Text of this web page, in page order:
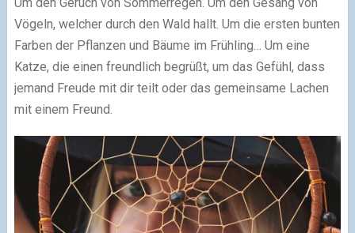
Vögeln, welcher durch den Wald hallt. Um die ersten bunten
Farben der Pflanzen und Bäume im Frühling… Um eine
Katze, die einen freundlich begrüßt, um das Gefühl, dass
jemand Freude mit dir teilt oder das gemeinsame Lachen
mit einem Freund.